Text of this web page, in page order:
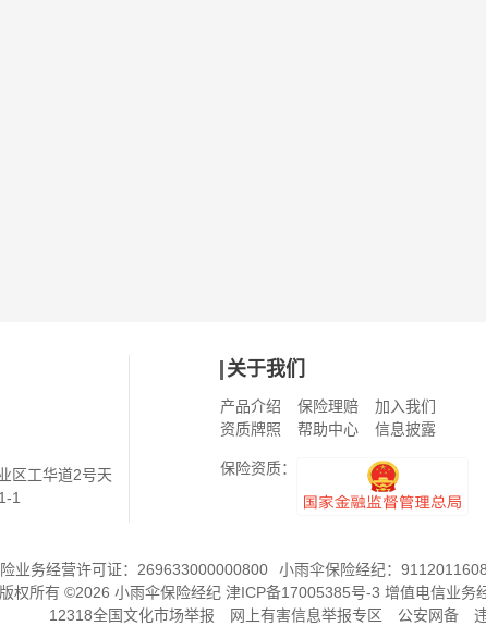
区工华道2号天
1
关于我们
产品介绍 保险理赔
加入我们
资质牌照
帮助中心 信息披露
保险资质：
业务经营许可证：269633000000800 小雨伞保险经纪：
版权所有 ©2026 小雨伞保险经纪 津ICP备17005385号-3 增值电信业务
12318全国文化市场举报
网上有害信息举报专区 公安网备